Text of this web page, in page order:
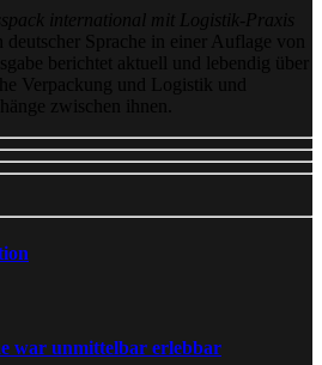
international mit Logistik-Praxis
Sprache in einer Auflage von
berichtet aktuell und lebendig über
Verpackung und Logistik und
zwischen ihnen.
war unmittelbar erlebbar